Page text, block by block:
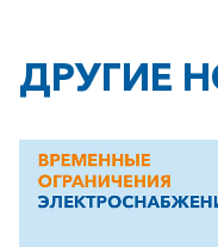
ДРУГИЕ